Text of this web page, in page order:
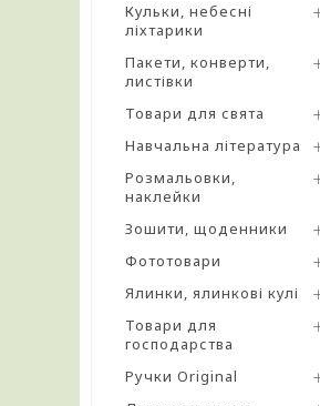
Кульки, небесні
ліхтарики
Пакети, конверти,
листівки
Товари для свята
Навчальна література
Розмальовки,
наклейки
Зошити, щоденники
Фототовари
Ялинки, ялинкові кулі
Товари для
господарства
Ручки Original